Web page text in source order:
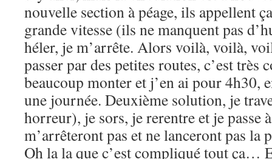
nouvelle section à péage, ils appellent
grande vitesse (ils ne manquent pas
héler, je m’arrête. Alors voilà, voilà,
passer par des petites routes, c’est très
beaucoup monter et j’en ai pour 4h30,
une journée. Deuxième solution, je
horreur), je sors, je rerentre et je passe
m’arrêteront pas et ne lanceront pas la
Oh la la que c’est compliqué tout ça…